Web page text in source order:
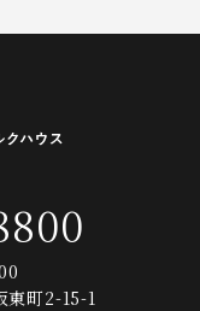
東町2-15-1